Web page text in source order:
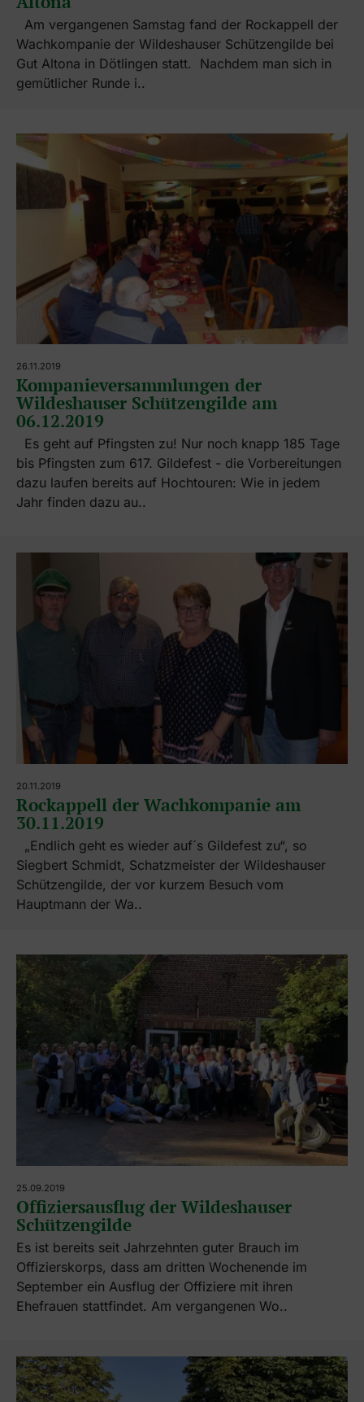
Am vergangenen Samstag fand der Rockappell der
Wachkompanie der Wildeshauser Schützengilde bei
Gut Altona in Dötlingen statt. Nachdem man sich in
gemütlicher Runde i..
26.11.2019
Kompanieversammlungen der
Wildeshauser Schützengilde am
06.12.2019
Es geht auf Pfingsten zu! Nur noch knapp 185 Tage
bis Pfingsten zum 617. Gildefest - die Vorbereitungen
dazu laufen bereits auf Hochtouren: Wie in jedem
Jahr finden dazu au..
20.11.2019
Rockappell der Wachkompanie am
30.11.2019
„Endlich geht es wieder auf´s Gildefest zu“, so
Siegbert Schmidt, Schatzmeister der Wildeshauser
Schützengilde, der vor kurzem Besuch vom
Hauptmann der Wa..
25.09.2019
Offiziersausflug der Wildeshauser
Schützengilde
Es ist bereits seit Jahrzehnten guter Brauch im
Offizierskorps, dass am dritten Wochenende im
September ein Ausflug der Offiziere mit ihren
Ehefrauen stattfindet. Am vergangenen Wo..